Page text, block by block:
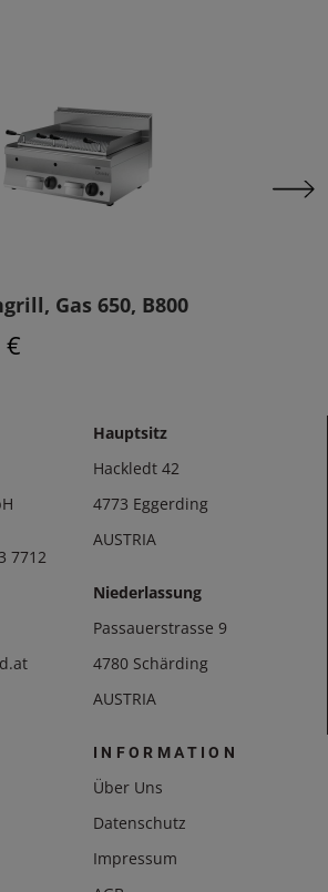
Gas 650, B800
€
7712
Hauptsitz
Hackledt 42
4773 Eggerding
AUSTRIA
Niederlassung
Passauerstrasse 9
4780 Schärding
AUSTRIA
INFORMATION
Über Uns
Datenschutz
Impressum